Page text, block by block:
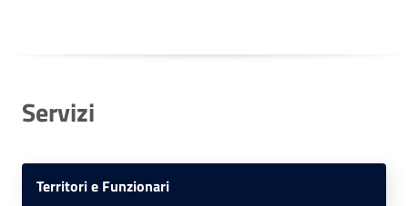
Servizi
Territori e Funzionari